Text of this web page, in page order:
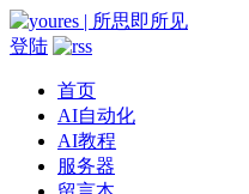
登陆
首页
AI自动化
AI教程
服务器